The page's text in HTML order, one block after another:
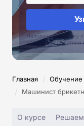
Нажимая на кнопку
условиями политики
Главная / Обучение
/ Машинист
О курсе